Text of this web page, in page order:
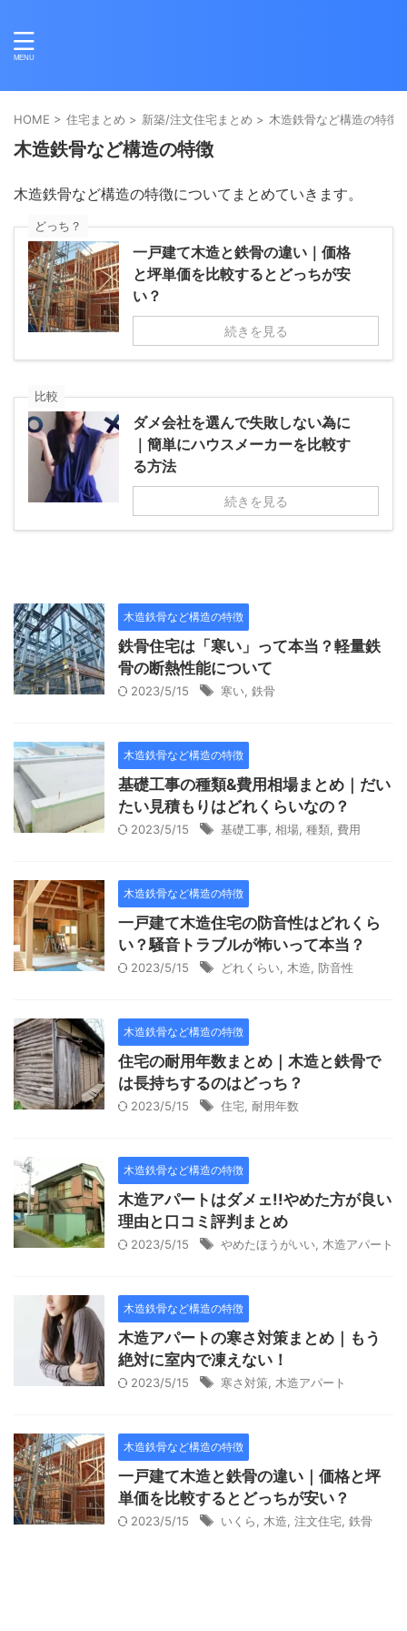
HOME > 住宅まとめ > 新築/注文住宅まとめ > 木造鉄骨など構造の特徴
木造鉄骨など構造の特徴
木造鉄骨など構造の特徴についてまとめていきます。
どっち？
一戸建て木造と鉄骨の違い｜価格
と坪単価を比較するとどっちが安
い？
続きを見る
比較
ダメ会社を選んで失敗しない為に
｜簡単にハウスメーカーを比較す
る方法
続きを見る
木造鉄骨など構造の特徴
鉄骨住宅は「寒い」って本当？軽量鉄
骨の断熱性能について
2023/5/15 寒い 鉄骨
木造鉄骨など構造の特徴
基礎工事の種類&費用相場まとめ｜だい
たい見積もりはどれくらいなの？
2023/5/15 基礎工事 相場 種類 費用
木造鉄骨など構造の特徴
一戸建て木造住宅の防音性はどれくら
い？騒音トラブルが怖いって本当？
2023/5/15 どれくらい 木造 防音性
木造鉄骨など構造の特徴
住宅の耐用年数まとめ｜木造と鉄骨で
は長持ちするのはどっち？
2023/5/15 住宅 耐用年数
木造鉄骨など構造の特徴
木造アパートはダメェ!!やめた方が良い
理由と口コミ評判まとめ
2023/5/15 やめたほうがいい 木造アパート
木造鉄骨など構造の特徴
木造アパートの寒さ対策まとめ｜もう
絶対に室内で凍えない！
2023/5/15 寒さ対策 木造アパート
木造鉄骨など構造の特徴
一戸建て木造と鉄骨の違い｜価格と坪
単価を比較するとどっちが安い？
2023/5/15 いくら 木造 注文住宅 鉄骨